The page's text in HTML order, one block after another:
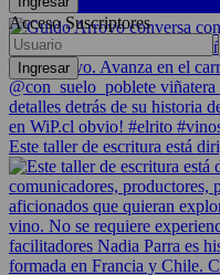
Este taller de escritura está
Acceso Suscriptores